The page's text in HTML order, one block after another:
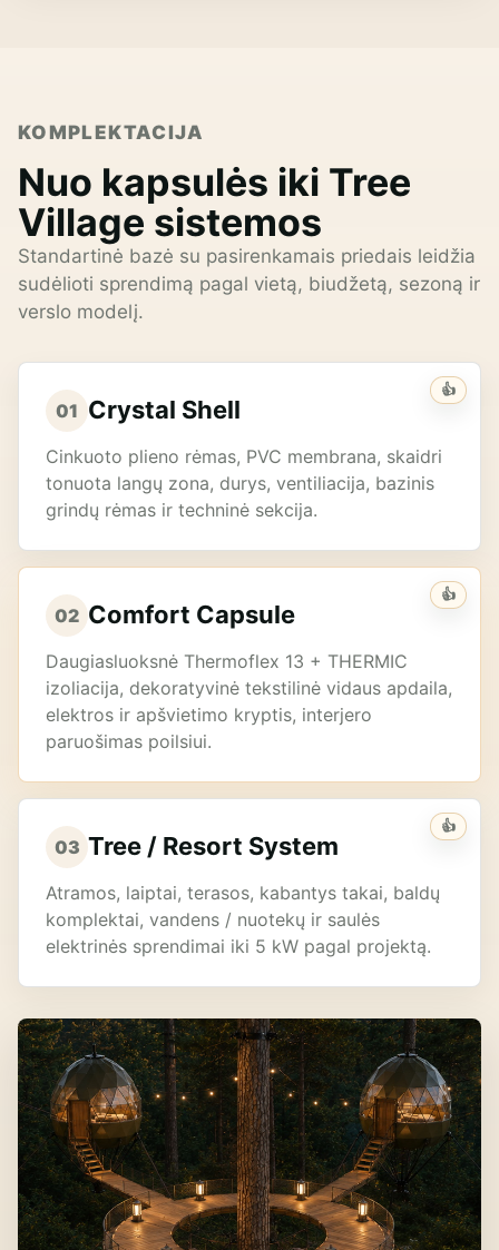
KOMPLEKTACIJA
Nuo kapsulės iki Tree
Village sistemos
Standartinė bazė su pasirenkamais priedais leidžia
sudėlioti sprendimą pagal vietą, biudžetą, sezoną ir
verslo modelį.
👍
01 Crystal Shell
Cinkuoto plieno rėmas, PVC membrana, skaidri
tonuota langų zona, durys, ventiliacija, bazinis
grindų rėmas ir techninė sekcija.
👍
02 Comfort Capsule
Daugiasluoksnė Thermoflex 13 + THERMIC
izoliacija, dekoratyvinė tekstilinė vidaus apdaila,
elektros ir apšvietimo kryptis, interjero
paruošimas poilsiui.
👍
03 Tree / Resort System
Atramos, laiptai, terasos, kabantys takai, baldų
komplektai, vandens / nuotekų ir saulės
elektrinės sprendimai iki 5 kW pagal projektą.